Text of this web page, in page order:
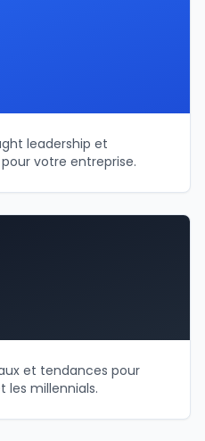
leadership et
votre entreprise.
et tendances pour
les millennials.